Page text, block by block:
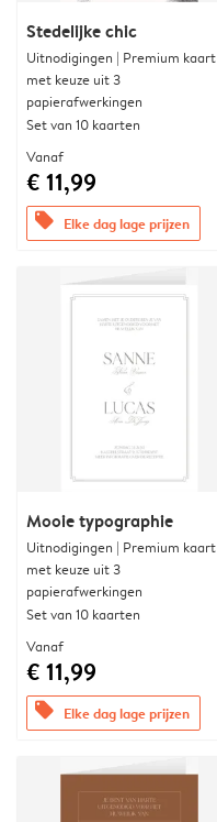
Stedelijke chic
Uitnodigingen | Premium kaart
met keuze uit 3
papierafwerkingen
Set van 10 kaarten
Vanaf
€ 11,99
offers Elke dag lage prijzen
Mooie typographie
Uitnodigingen | Premium kaart
met keuze uit 3
papierafwerkingen
Set van 10 kaarten
Vanaf
€ 11,99
offers Elke dag lage prijzen